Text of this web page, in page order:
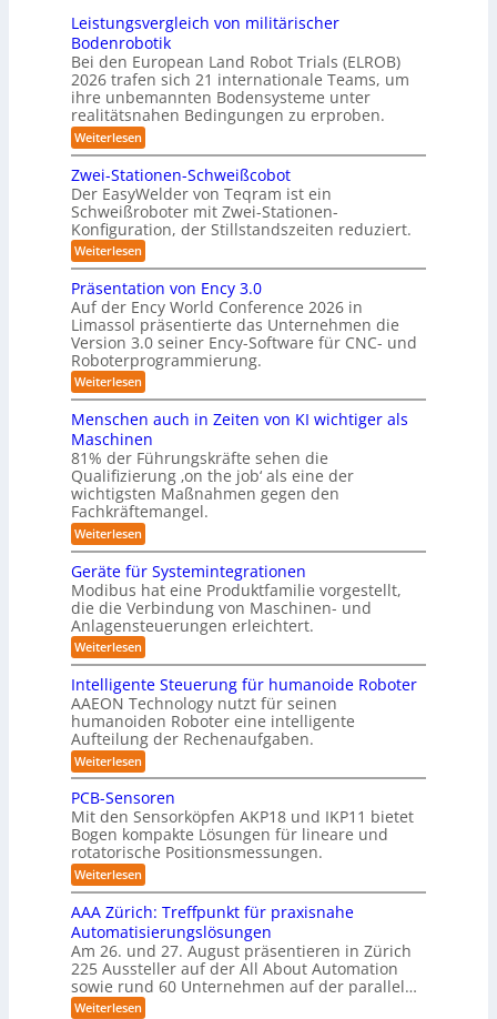
6m
3
D
-
S
t
e
r
e
o
-
K
a
m
e
r
a
s
y
s
t
e
m
f
ü
r
R
o
b
o
t
i
u
n
d
L
o
g
i
s
t
i
k
u
t
t
l
e
-
S
y
s
t
e
m
f
ü
r
R
e
i
r
ä
u
m
e
b
i
s
I
S
O
-
K
l
a
s
s
5
z
e
r
t
i
f
i
z
i
Leistungsvergleich von militärischer
Bodenrobotik
Bei den European Land Robot Trials (ELROB)
2026 trafen sich 21 internationale Teams, um
ihre unbemannten Bodensysteme unter
realitätsnahen Bedingungen zu erproben.
Weiterlesen:
L
e
i
s
t
u
n
g
s
v
e
r
g
l
e
i
c
h
v
o
n
m
i
l
i
t
ä
r
i
s
c
h
e
r
B
o
d
e
n
r
o
o
t
i
k
Zwei-Stationen-Schweißcobot
Der EasyWelder von Teqram ist ein
Schweißroboter mit Zwei-Stationen-
Konfiguration, der Stillstandszeiten reduziert.
Weiterlesen:
Z
w
e
i
-
S
t
a
t
i
o
n
e
n
-
S
c
h
w
i
ß
c
o
b
o
t
Präsentation von Ency 3.0
Auf der Ency World Conference 2026 in
Limassol präsentierte das Unternehmen die
Version 3.0 seiner Ency-Software für CNC- und
Roboterprogrammierung.
Weiterlesen:
P
ä
s
e
n
t
a
t
i
o
n
v
o
n
E
n
c
y
3
.
0
Menschen auch in Zeiten von KI wichtiger als
Maschinen
81% der Führungskräfte sehen die
Qualifizierung ‚on the job‘ als eine der
wichtigsten Maßnahmen gegen den
Fachkräftemangel.
Weiterlesen:
M
n
s
c
h
e
n
u
c
h
i
n
Z
e
i
t
e
n
v
o
n
K
I
w
i
c
h
t
i
Geräte für Systemintegrationen
Modibus hat eine Produktfamilie vorgestellt,
die die Verbindung von Maschinen- und
Anlagensteuerungen erleichtert.
Weiterlesen:
G
e
r
ä
t
e
f
ü
S
y
s
t
e
m
i
n
t
e
g
r
a
t
Intelligente Steuerung für humanoide Roboter
AAEON Technology nutzt für seinen
humanoiden Roboter eine intelligente
Aufteilung der Rechenaufgaben.
Weiterlesen:
I
t
e
l
i
g
e
n
t
e
S
t
e
u
PCB-Sensoren
Mit den Sensorköpfen AKP18 und IKP11 bietet
Bogen kompakte Lösungen für lineare und
rotatorische Positionsmessungen.
Weiterlesen:
P
C
B
-
S
e
n
s
o
AAA Zürich: Treffpunkt für praxisnahe
Automatisierungslösungen
Am 26. und 27. August präsentieren in Zürich
225 Aussteller auf der All About Automation
sowie rund 60 Unternehmen auf der parallel…
Weiterlesen: